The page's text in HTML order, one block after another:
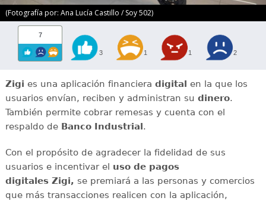
(Fotografía por: Ana Lucía Castillo / Soy 502)
7
3 1 1 2
Zigi es una aplicación financiera digital en la que los
usuarios envían, reciben y administran su dinero.
También permite cobrar remesas y cuenta con el
respaldo de Banco Industrial.
Con el propósito de agradecer la fidelidad de sus
usuarios e incentivar el uso de pagos
digitales Zigi, se premiará a las personas y comercios
que más transacciones realicen con la aplicación,